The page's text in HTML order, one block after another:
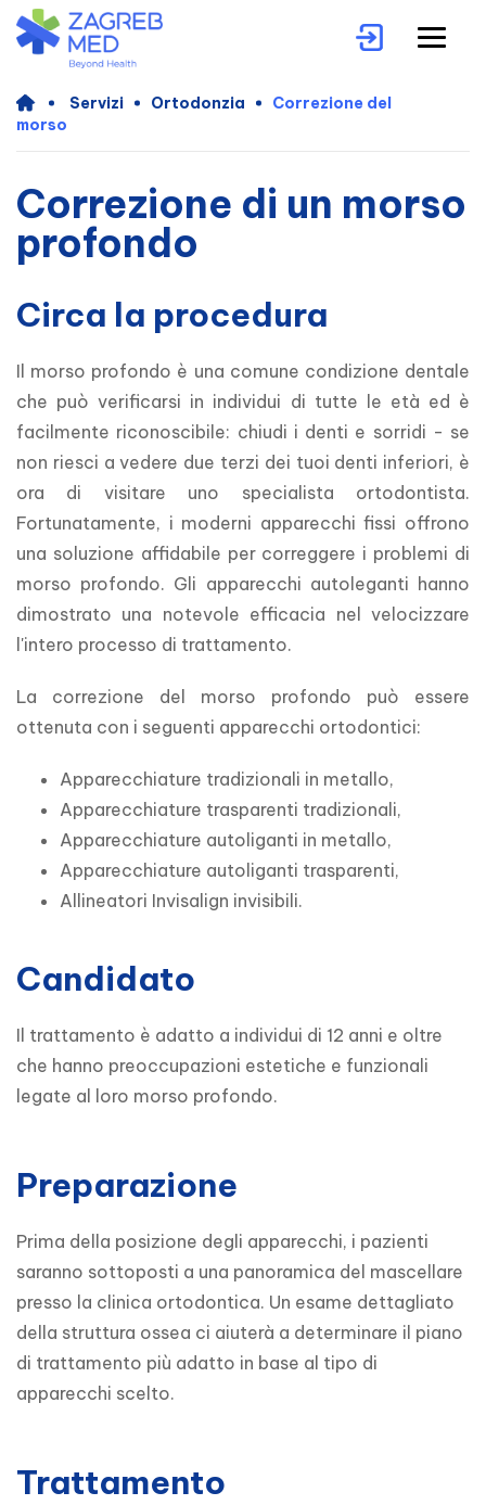
Servizi Ortodonzia
Correzione del
morso
Correzione di un morso
profondo
Circa la procedura
Il morso profondo è una comune condizione dentale
che può verificarsi in individui di tutte le età ed è
facilmente riconoscibile: chiudi i denti e sorridi - se
non riesci a vedere due terzi dei tuoi denti inferiori, è
ora di visitare uno specialista ortodontista.
Fortunatamente, i moderni apparecchi fissi offrono
una soluzione affidabile per correggere i problemi di
morso profondo. Gli apparecchi autoleganti hanno
dimostrato una notevole efficacia nel velocizzare
l'intero processo di trattamento.
La correzione del morso profondo può essere
ottenuta con i seguenti apparecchi ortodontici:
Apparecchiature tradizionali in metallo,
Apparecchiature trasparenti tradizionali,
Apparecchiature autoliganti in metallo,
Apparecchiature autoliganti trasparenti,
Allineatori Invisalign invisibili.
Candidato
Il trattamento è adatto a individui di 12 anni e oltre
che hanno preoccupazioni estetiche e funzionali
legate al loro morso profondo.
Preparazione
Prima della posizione degli apparecchi, i pazienti
saranno sottoposti a una panoramica del mascellare
presso la clinica ortodontica. Un esame dettagliato
della struttura ossea ci aiuterà a determinare il piano
di trattamento più adatto in base al tipo di
apparecchi scelto.
Trattamento